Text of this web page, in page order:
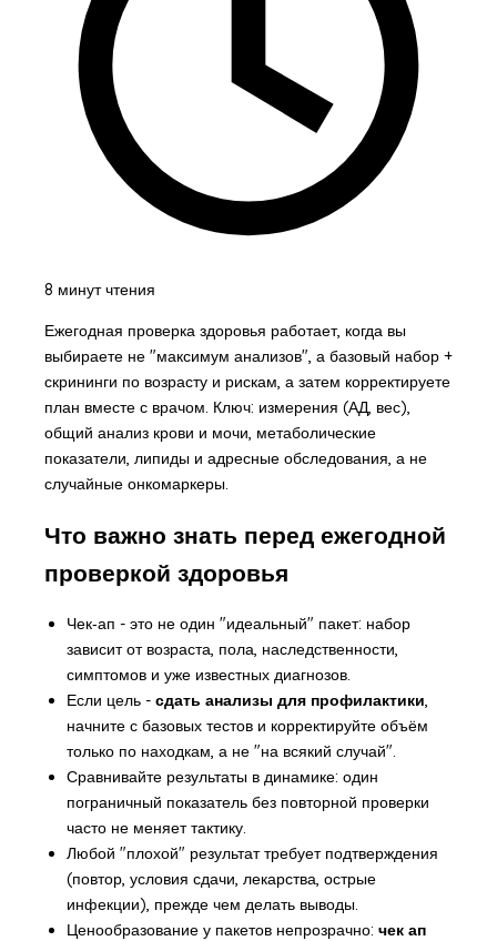
8 минут чтения
Ежегодная проверка здоровья работает, когда вы
выбираете не "максимум анализов", а базовый набор +
скрининги по возрасту и рискам, а затем корректируете
план вместе с врачом. Ключ: измерения (АД, вес),
общий анализ крови и мочи, метаболические
показатели, липиды и адресные обследования, а не
случайные онкомаркеры.
Что важно знать перед ежегодной
проверкой здоровья
Чек‑ап - это не один "идеальный" пакет: набор
зависит от возраста, пола, наследственности,
симптомов и уже известных диагнозов.
Если цель - сдать анализы для профилактики
начните с базовых тестов и корректируйте объём
только по находкам, а не "на всякий случай".
Сравнивайте результаты в динамике: один
пограничный показатель без повторной проверки
часто не меняет тактику.
Любой "плохой" результат требует подтверждения
(повтор, условия сдачи, лекарства, острые
инфекции), прежде чем делать выводы.
Ценообразование у пакетов непрозрачно: чек ап